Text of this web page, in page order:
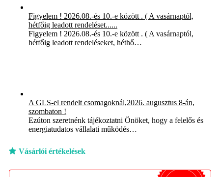
Figyelem ! 2026.08.-és 10.-e között . ( A vasárnaptól,
hétfőig leadott rendeléset......
Figyelem ! 2026.08.-és 10.-e között . ( A vasárnaptól,
hétfőig leadott rendeléseket, héthő…
A GLS-el rendelt csomagoknál,2026. augusztus 8-án,
szombaton !
Ezúton szeretnénk tájékoztatni Önöket, hogy a felelős és
energiatudatos vállalati működés…
Vásárlói értékelések